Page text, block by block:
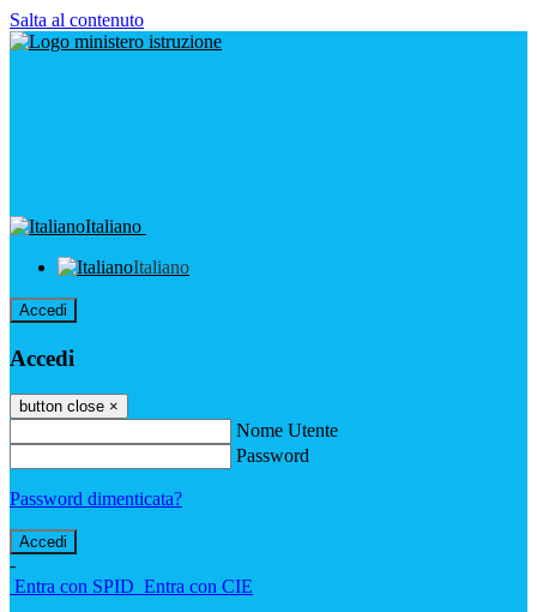
Salta al contenuto
Italiano
Italiano
Accedi
Accedi
button close ×
Nome Utente
Password
Password dimenticata?
-
Entra con SPID Entra con CIE